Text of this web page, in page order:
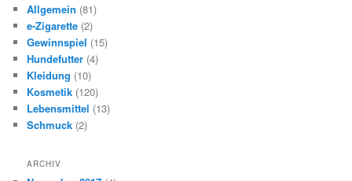
Allgemein (81)
e-Zigarette (2)
Gewinnspiel (15)
Hundefutter (4)
Kleidung (10)
Kosmetik (120)
Lebensmittel (13)
Schmuck (2)
ARCHIV